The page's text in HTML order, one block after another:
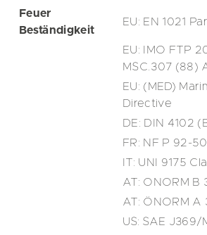
Feuer
Beständigkeit
EU: EN 1021
EU: IMO FTP
MSC.307 (88)
EU: (MED)
Directive
DE: DIN 4102
FR: NF P 92-
IT: UNI 9175
AT: ONORM B
AT: ÖNORM A
US: SAE J369/